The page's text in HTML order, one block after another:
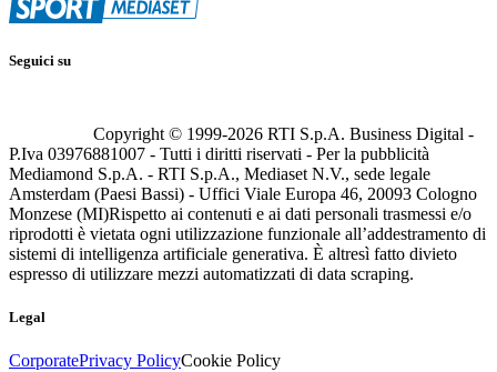
Seguici su
Copyright © 1999-2026 RTI S.p.A. Business Digital -
P.Iva 03976881007 - Tutti i diritti riservati - Per la pubblicità
Mediamond S.p.A. - RTI S.p.A., Mediaset N.V., sede legale
Amsterdam (Paesi Bassi) - Uffici Viale Europa 46, 20093 Cologno
Monzese (MI)Rispetto ai contenuti e ai dati personali trasmessi e/o
riprodotti è vietata ogni utilizzazione funzionale all’addestramento di
sistemi di intelligenza artificiale generativa. È altresì fatto divieto
espresso di utilizzare mezzi automatizzati di data scraping.
Legal
CorporatePrivacy PolicyCookie Policy